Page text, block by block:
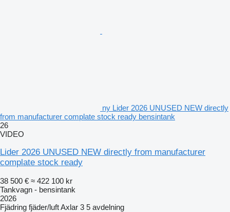
ny Lider 2026 UNUSED NEW directly
from manufacturer complate stock ready bensintank
26
VIDEO
Lider 2026 UNUSED NEW directly from manufacturer
complate stock ready
38 500 € ≈ 422 100 kr
Tankvagn - bensintank
2026
Fjädring fjäder/luftAxlar 3 5 avdelning